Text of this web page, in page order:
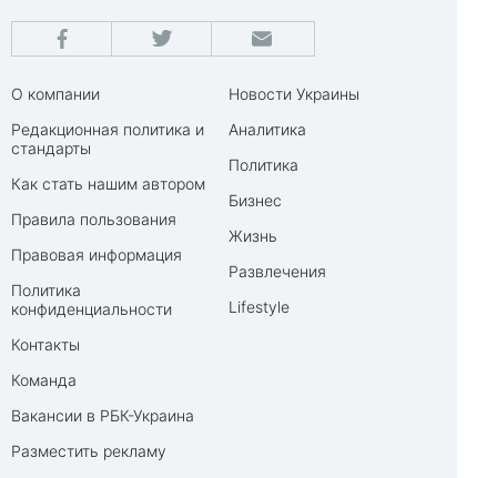
О компании
Редакционная политика и
стандарты
Как стать нашим автором
Правила пользования
Правовая информация
Политика
конфиденциальности
Контакты
Команда
Вакансии в РБК-Украина
Разместить рекламу
Новости Украины
Аналитика
Политика
Бизнес
Жизнь
Развлечения
Lifestyle